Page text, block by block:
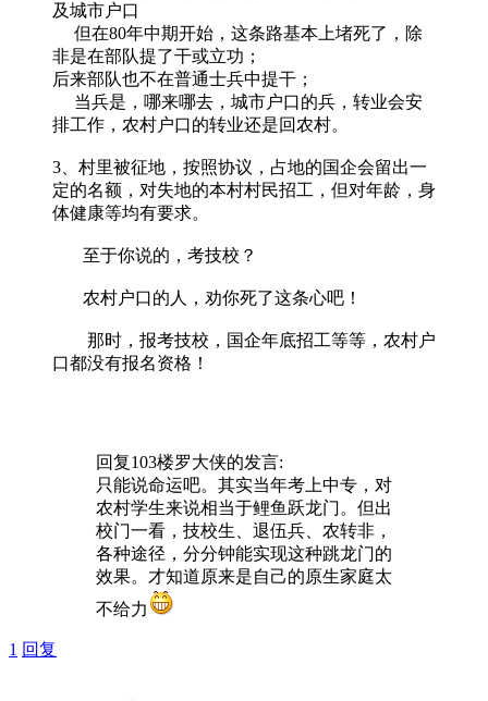
及城市户口
但在80年中期开始，这条路基本上堵死了，除
非是在部队提了干或立功；
后来部队也不在普通士兵中提干；
当兵是，哪来哪去，城市户口的兵，转业会安
排工作，农村户口的转业还是回农村。
3、村里被征地，按照协议，占地的国企会留出一
定的名额，对失地的本村村民招工，但对年龄，身
体健康等均有要求。
至于你说的，考技校？
农村户口的人，劝你死了这条心吧！
那时，报考技校，国企年底招工等等，农村户
口都没有报名资格！
回复103楼罗大侠的发言:
只能说命运吧。其实当年考上中专，对
农村学生来说相当于鲤鱼跃龙门。但出
校门一看，技校生、退伍兵、农转非，
各种途径，分分钟能实现这种跳龙门的
效果。才知道原来是自己的原生家庭太
不给力
1 回复